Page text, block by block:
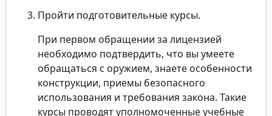
Пройти подготовительные курсы.
При первом обращении за лицензией
необходимо подтвердить, что вы умеете
обращаться с оружием, знаете особенности
конструкции, приемы безопасного
использования и требования закона. Такие
курсы проводят уполномоченные учебные